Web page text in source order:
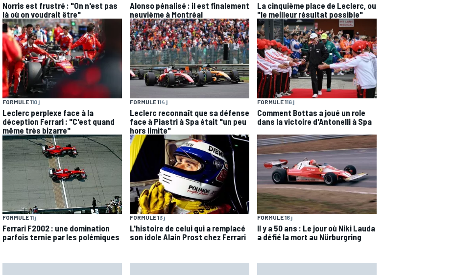
Norris est frustré : "On n'est pas
là où on voudrait être"
Alonso pénalisé : il est finalement
neuvième à Montréal
La cinquième place de Leclerc, ou
"le meilleur résultat possible"
FORMULE 110 j
Leclerc perplexe face à la
déception Ferrari : "C'est quand
même très bizarre"
FORMULE 114 j
Leclerc reconnaît que sa défense
face à Piastri à Spa était "un peu
hors limite"
FORMULE 116 j
Comment Bottas a joué un role
dans la victoire d'Antonelli à Spa
FORMULE 11 j
Ferrari F2002 : une domination
parfois ternie par les polémiques
FORMULE 13 j
L'histoire de celui qui a remplacé
son idole Alain Prost chez Ferrari
FORMULE 16 j
Il y a 50 ans : Le jour où Niki Lauda
a défié la mort au Nürburgring